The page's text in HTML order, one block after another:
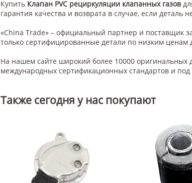
Купить Клапан PVC рециркуляции клапанных газов
гарантия качества и возврата в случае, если деталь
«China Trade» – официальный партнер и поставщик
только сертифицированные детали по низким ценам
На нашем сайте широкий более 10000 оригинальных
международных сертификационных стандартов и
Также сегодня у нас покупают